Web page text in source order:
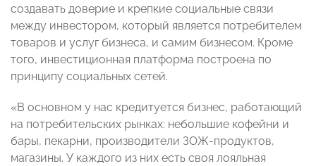
создавать доверие и крепкие социальные связи
между инвестором, который является потребителем
товаров и услуг бизнеса, и самим бизнесом. Кроме
того, инвестиционная платформа построена по
принципу социальных сетей.
«В основном у нас кредитуется бизнес, работающий
на потребительских рынках: небольшие кофейни и
бары, пекарни, производители ЗОЖ-продуктов,
магазины. У каждого из них есть своя лояльная